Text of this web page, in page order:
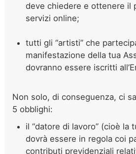
deve chiedere e ottenere il
servizi online;
tutti gli “artisti” che
manifestazione della tua
dovranno essere iscritti
Non solo, di conseguenza, ci
5 obblighi:
il “datore di lavoro” (cioè la
dovrà essere in regola coi
contributi previdenziali